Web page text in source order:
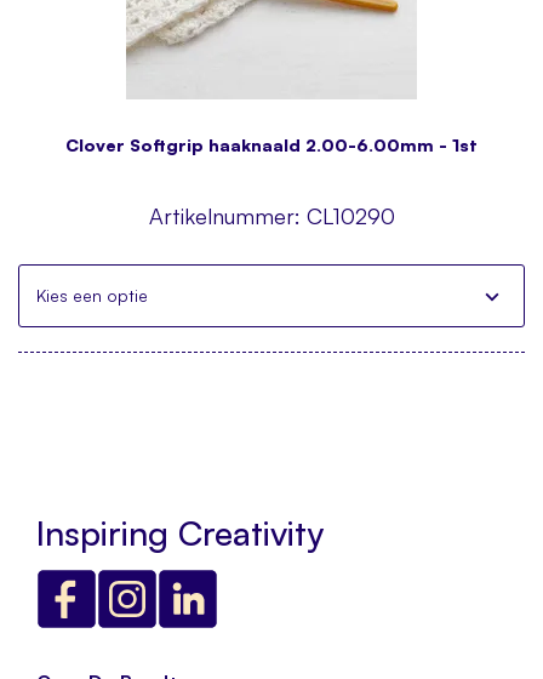
Clover Softgrip haaknaald 2.00-6.00mm - 1st
Artikelnummer: CL10290
Kies een optie
Inspiring Creativity